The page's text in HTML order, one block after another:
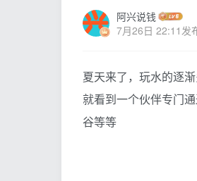
阿兴说钱
7月26日 22:11发
夏天来了，玩水的逐
就看到一个伙伴专门
谷等等